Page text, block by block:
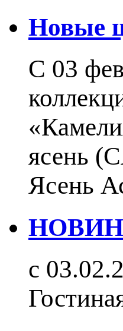
Новые
С 03
ясень
Ясень
с